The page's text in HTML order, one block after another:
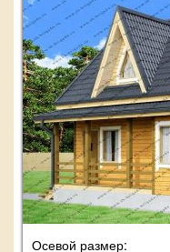
Осевой размер: